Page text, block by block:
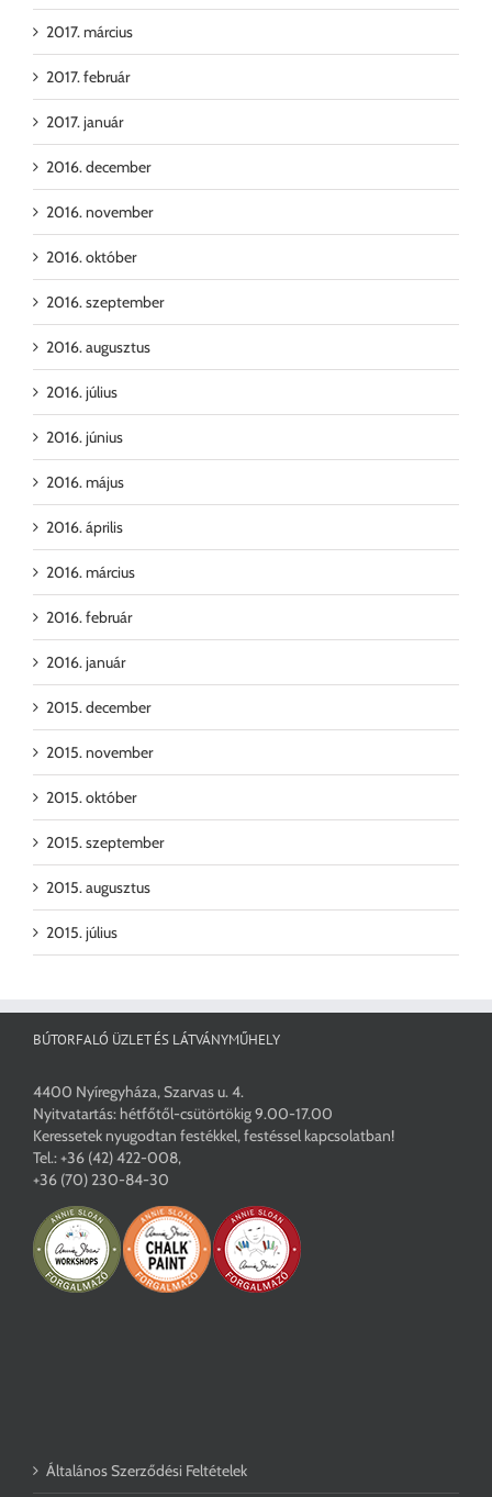
2017. március
2017. február
2017. január
2016. december
2016. november
2016. október
2016. szeptember
2016. augusztus
2016. július
2016. június
2016. május
2016. április
2016. március
2016. február
2016. január
2015. december
2015. november
2015. október
2015. szeptember
2015. augusztus
2015. július
BÚTORFALÓ ÜZLET ÉS LÁTVÁNYMŰHELY
4400 Nyíregyháza, Szarvas u. 4.
Nyitvatartás: hétfőtől-csütörtökig 9.00-17.00
Keressetek nyugodtan festékkel, festéssel kapcsolatban!
Tel.:+36 (42) 422-008,
+36 (70) 230-84-30
Általános Szerződési Feltételek